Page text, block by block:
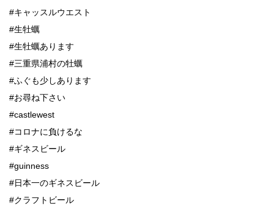
#キャッスルウエスト
#生牡蠣
#生牡蠣あります
#三重県浦村の牡蠣
#ふぐも少しあります
#お尋ね下さい
#castlewest
#コロナに負けるな
#ギネスビール
#guinness
#日本一のギネスビール
#クラフトビール